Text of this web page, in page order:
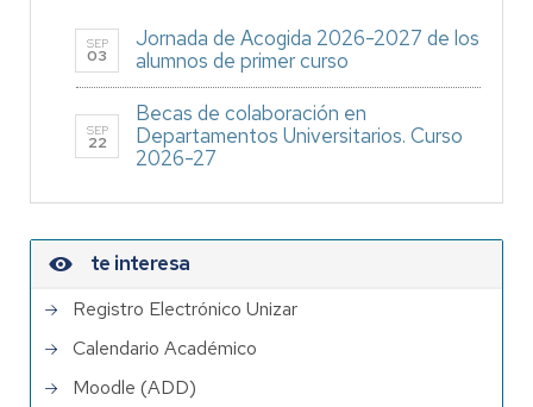
SEP
03
Jornada de Acogida 2026-2027 de los
alumnos de primer curso
SEP
22
Becas de colaboración en
Departamentos Universitarios. Curso
2026-27
te interesa
Registro Electrónico Unizar
Calendario Académico
Moodle (ADD)